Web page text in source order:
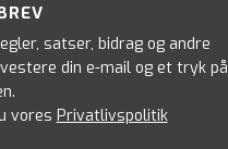
satser, bidrag og andre
din e-mail og et tryk på
vores Privatlivspolitik